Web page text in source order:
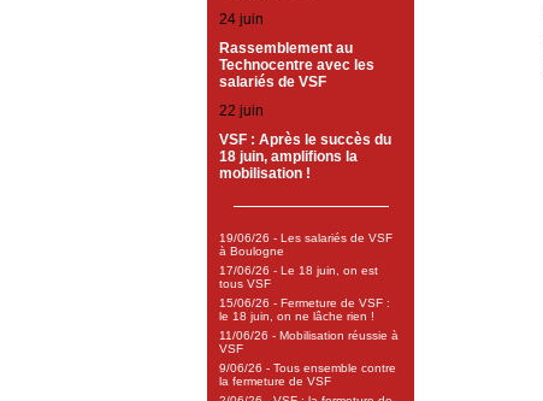
24 juin
Rassemblement au
Technocentre avec les
salariés de VSF
22 juin
VSF : Après le succès du
18 juin, amplifions la
mobilisation !
19/06/26 - Les salariés de VSF
à Boulogne
17/06/26 - Le 18 juin, on est
tous VSF
15/06/26 - Fermeture de VSF :
le 18 juin, on ne lâche rien !
11/06/26 - Mobilisation réussie à
VSF
9/06/26 - Tous ensemble contre
la fermeture de VSF